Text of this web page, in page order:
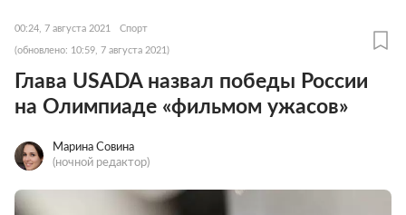
00:24, 7 августа 2021 Спорт
(обновлено: 10:59, 7 августа 2021)
Глава USADA назвал победы России
на Олимпиаде «фильмом ужасов»
Марина Совина
(ночной редактор)